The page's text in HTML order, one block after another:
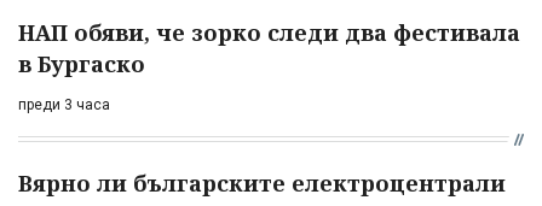
НАП обяви, че зорко следи два фестивала
в Бургаско
преди 3 часа
Вярно ли българските електроцентрали